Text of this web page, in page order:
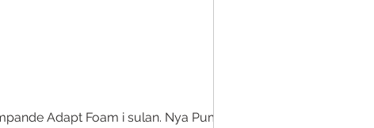
Adapt Foam i sulan. Nya Puma